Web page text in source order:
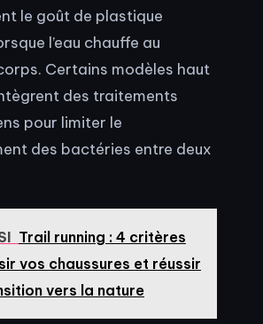
le goût de plastique
l’eau chauffe au
Certains modèles haut
des traitements
pour limiter le
des bactéries entre deux
Trail running : 4 critères
vos chaussures et réussir
vers la nature